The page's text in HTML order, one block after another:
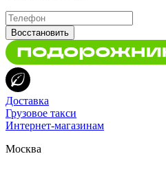
Восстановить
Доставка
Грузовое такси
Интернет-магазинам
Москва